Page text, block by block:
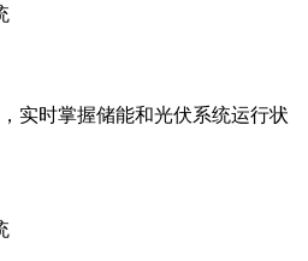
实时掌握储能和光伏系统运行状